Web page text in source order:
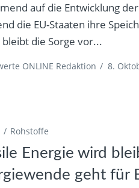
auf die Entwicklung
die EU-Staaten ihre
die Sorge vor...
ONLINE Redaktion / 8.
Rohstoffe
Energie wird
geht für